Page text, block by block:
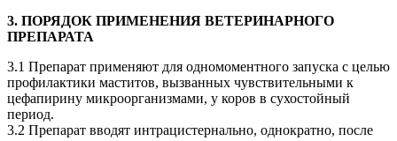
3. ПОРЯДОК ПРИМЕНЕНИЯ ВЕТЕРИНАРНОГО
ПРЕПАРАТА
3.1 Препарат применяют для одномоментного запуска с целью
профилактики маститов, вызванных чувствительными к
цефапирину микроорганизмами, у коров в сухостойный
период.
3.2 Препарат вводят интрацистернально, однократно, после